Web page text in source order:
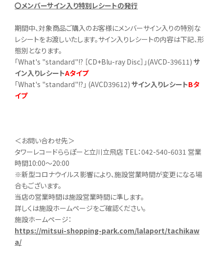
〇メンバーサイン入り特別レシートの発行
期間中、対象商品ご購入のお客様にメンバーサイン入りの特別な
レシートをお渡しいたします。サイン入りレシートの内容は下記、形
態別となります。
「What's "standard"!? ［CD+Blu-ray Disc］」(AVCD-39611) サ
イン入りレシートAタイプ
「What's "standard"!?」 (AVCD39612) サイン入りレシートBタ
イプ
＜お問い合わせ先＞
タワーレコードららぽーと立川立飛店 TEL：042-540-6031 営業
時間10:00～20:00
※新型コロナウイルス影響により、施設営業時間が変更になる場
合もございます。
当店の営業時間は施設営業時間に準します。
詳しくは施設ホームページをご確認ください。
施設ホームページ：
https://mitsui-shopping-park.com/lalaport/tachikaw
a/